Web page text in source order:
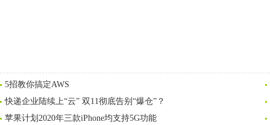
5招教你搞定AWS
快递企业陆续上“云” 双11彻底告别“爆仓”？
苹果计划2020年三款iPhone均支持5G功能